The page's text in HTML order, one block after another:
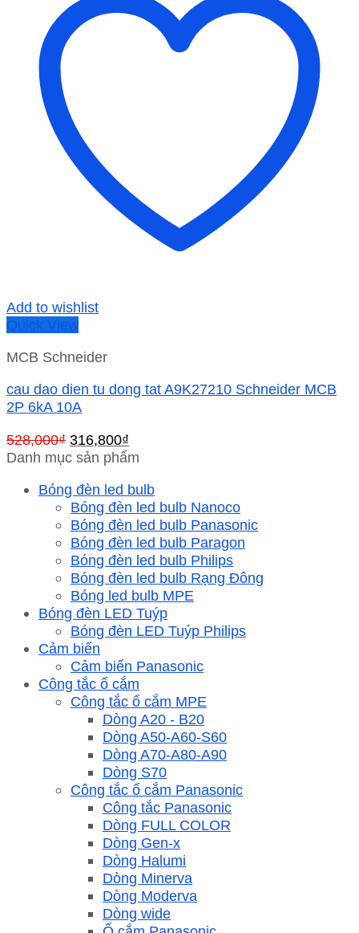
Add to wishlist
Quick View
MCB Schneider
cau dao dien tu dong tat A9K27210 Schneider MCB
2P 6kA 10A
528,000₫ Giá
gốc
528,000₫.
316,800₫
hiện
là:
316,800₫.
Danh mục sản phẩm
Bóng đèn led bulb
Bóng đèn led bulb Nanoco
Bóng đèn led bulb Panasonic
Bóng đèn led bulb Paragon
Bóng đèn led bulb Philips
Bóng đèn led bulb Rạng Đông
Bóng led bulb MPE
Bóng đèn LED Tuýp
Bóng đèn LED Tuýp Philips
Cảm biến
Cảm biến Panasonic
Công tắc ổ cắm
Công tắc ổ cắm MPE
Dòng A20 - B20
Dòng A50-A60-S60
Dòng A70-A80-A90
Dòng S70
Công tắc ổ cắm Panasonic
Công tắc Panasonic
Dòng FULL COLOR
Dòng Gen-x
Dòng Halumi
Dòng Minerva
Dòng Moderva
Dòng wide